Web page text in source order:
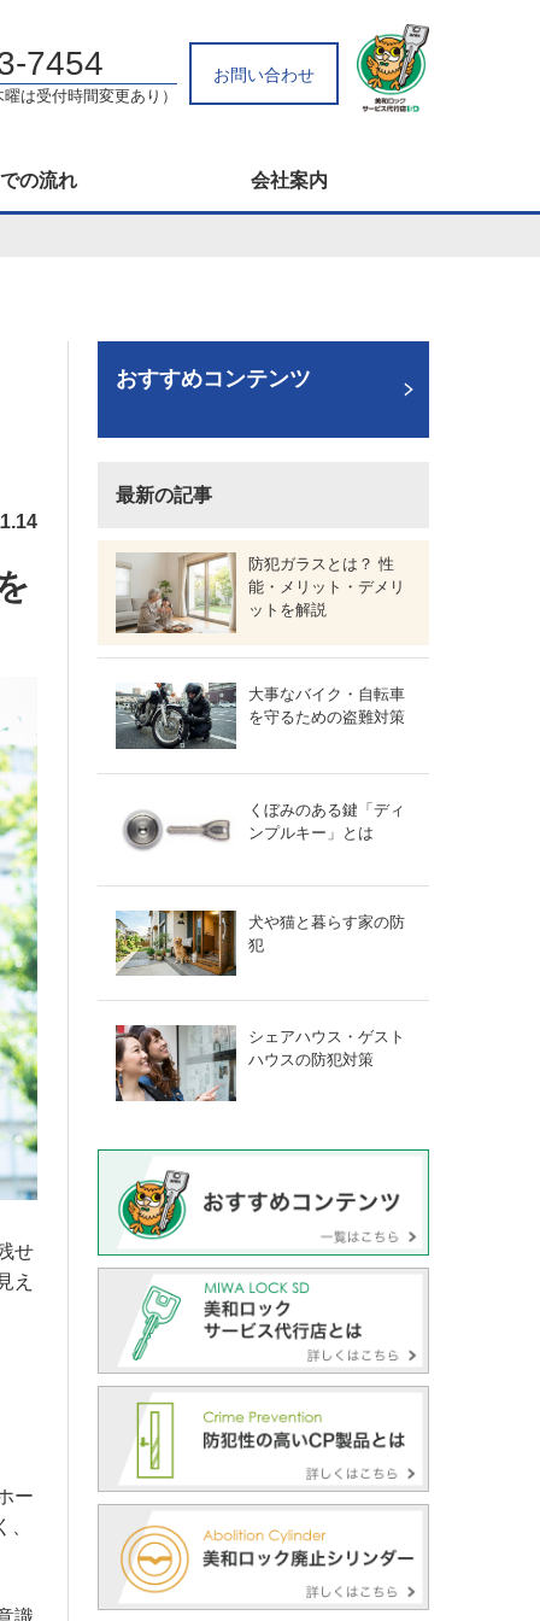
7454
は受付時間変更あり）
お問い合わせ
の流れ 会社案内
せ
え
ー
識
おすすめコンテンツ
最新の記事
防犯ガラスとは？ 性
能・メリット・デメリ
ットを解説
大事なバイク・自転車
を守るための盗難対策
くぼみのある鍵「ディ
ンプルキー」とは
犬や猫と暮らす家の防
犯
シェアハウス・ゲスト
ハウスの防犯対策